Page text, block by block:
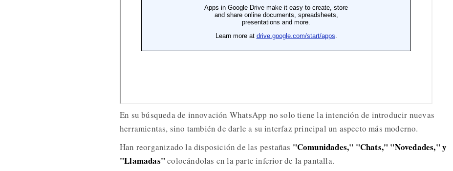
En su búsqueda de innovación WhatsApp no solo tiene la intención de introducir nuevas
herramientas, sino también de darle a su interfaz principal un aspecto más moderno.
Han reorganizado la disposición de las pestañas "Comunidades," "Chats," "Novedades," y
"Llamadas" colocándolas en la parte inferior de la pantalla.